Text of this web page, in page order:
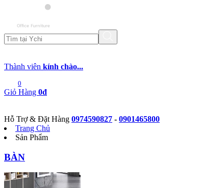
Thành viên kính chào...
0
Giỏ Hàng 0đ
Hỗ Trợ & Đặt Hàng 0974590827 - 0901465800
Trang Chủ
Sản Phẩm
BÀN